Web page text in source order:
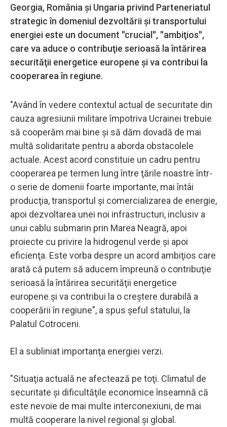
Georgia, România şi Ungaria privind Parteneriatul
strategic în domeniul dezvoltării şi transportului
energiei este un document ''crucial'', ''ambiţios'',
care va aduce o contribuţie serioasă la întărirea
securităţii energetice europene şi va contribui la
cooperarea în regiune.
"Având în vedere contextul actual de securitate din
cauza agresiunii militare împotriva Ucrainei trebuie
să cooperăm mai bine şi să dăm dovadă de mai
multă solidaritate pentru a aborda obstacolele
actuale. Acest acord constituie un cadru pentru
cooperarea pe termen lung între ţările noastre într-
o serie de domenii foarte importante, mai întâi
producţia, transportul şi comercializarea de energie,
apoi dezvoltarea unei noi infrastructuri, inclusiv a
unui cablu submarin prin Marea Neagră, apoi
proiecte cu privire la hidrogenul verde şi apoi
eficienţa. Este vorba despre un acord ambiţios care
arată că putem să aducem împreună o contribuţie
serioasă la întărirea securităţii energetice
europene şi va contribui la o creştere durabilă a
cooperării în regiune", a spus şeful statului, la
Palatul Cotroceni.
El a subliniat importanţa energiei verzi.
"Situaţia actuală ne afectează pe toţi. Climatul de
securitate şi dificultăţile economice înseamnă că
este nevoie de mai multe interconexiuni, de mai
multă cooperare la nivel regional şi global.